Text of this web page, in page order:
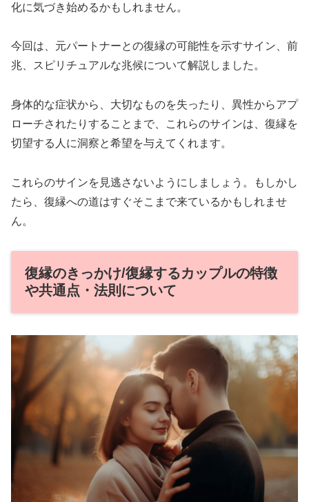
化に気づき始めるかもしれません。
今回は、元パートナーとの復縁の可能性を示すサイン、前
兆、スピリチュアルな兆候について解説しました。
身体的な症状から、大切なものを失ったり、異性からアプ
ローチされたりすることまで、これらのサインは、復縁を
切望する人に洞察と希望を与えてくれます。
これらのサインを見逃さないようにしましょう。もしかし
たら、復縁への道はすぐそこまで来ているかもしれませ
ん。
復縁のきっかけ/復縁するカップルの特徴
や共通点・法則について